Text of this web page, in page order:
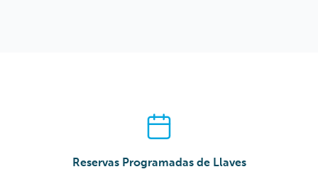
Reservas Programadas de Llaves